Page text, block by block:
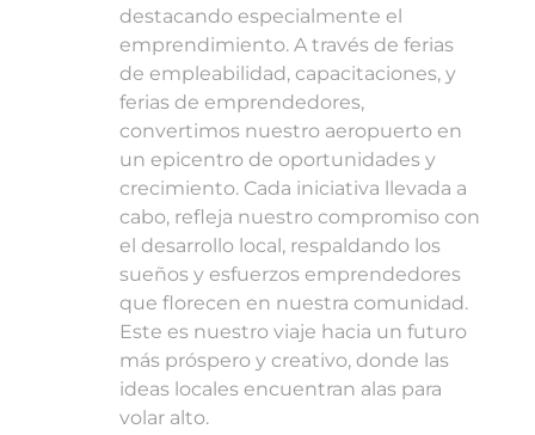
destacando especialmente el
emprendimiento. A través de ferias
de empleabilidad, capacitaciones, y
ferias de emprendedores,
convertimos nuestro aeropuerto en
un epicentro de oportunidades y
crecimiento. Cada iniciativa llevada a
cabo, refleja nuestro compromiso con
el desarrollo local, respaldando los
sueños y esfuerzos emprendedores
que florecen en nuestra comunidad.
Este es nuestro viaje hacia un futuro
más próspero y creativo, donde las
ideas locales encuentran alas para
volar alto.